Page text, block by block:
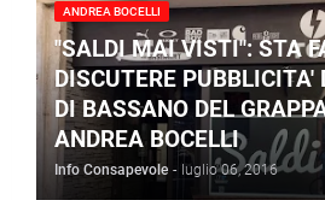
ANDREA BOCELLI
"SALDI MAI VISTI": STA
DISCUTERE PUBBLICITA'
DI BASSANO DEL
ANDREA BOCELLI
Info Consapevole - luglio 06, 2016